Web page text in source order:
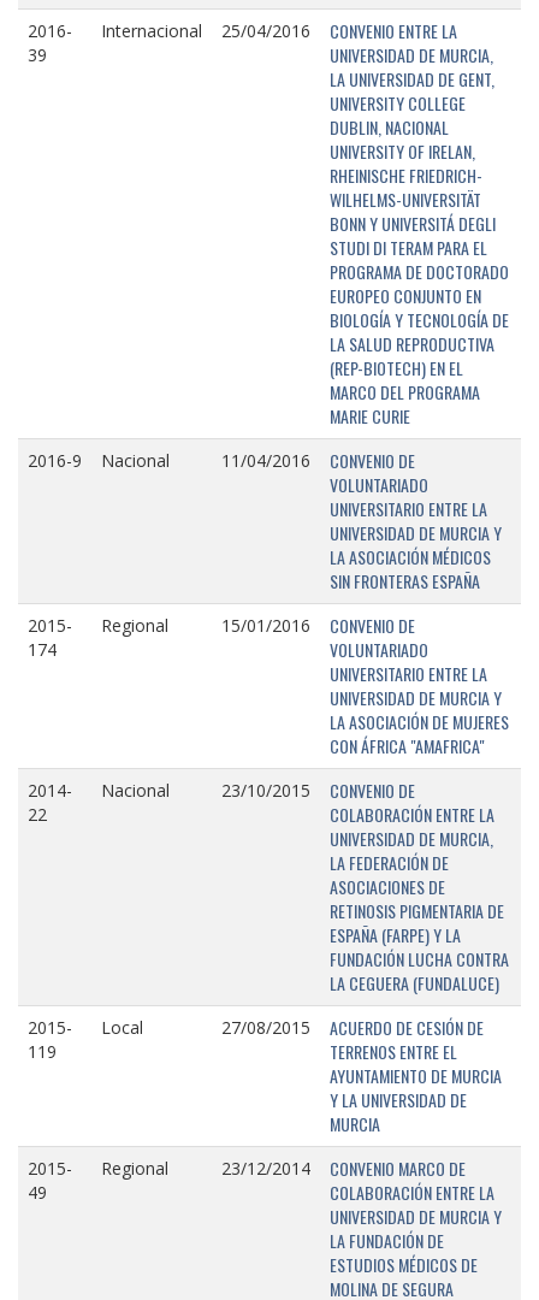
2016-
39
Internacional 25/04/2016
CONVENIO ENTRE LA
UNIVERSIDAD DE MURCIA,
LA UNIVERSIDAD DE GENT,
UNIVERSITY COLLEGE
DUBLIN, NACIONAL
UNIVERSITY OF IRELAN,
RHEINISCHE FRIEDRICH-
WILHELMS-UNIVERSITÄT
BONN Y UNIVERSITÁ DEGLI
STUDI DI TERAM PARA EL
PROGRAMA DE DOCTORADO
EUROPEO CONJUNTO EN
BIOLOGÍA Y TECNOLOGÍA DE
LA SALUD REPRODUCTIVA
(REP-BIOTECH) EN EL
MARCO DEL PROGRAMA
MARIE CURIE
2016-9 Nacional 11/04/2016
CONVENIO DE
VOLUNTARIADO
UNIVERSITARIO ENTRE LA
UNIVERSIDAD DE MURCIA Y
LA ASOCIACIÓN MÉDICOS
SIN FRONTERAS ESPAÑA
2015-
174
Regional 15/01/2016
CONVENIO DE
VOLUNTARIADO
UNIVERSITARIO ENTRE LA
UNIVERSIDAD DE MURCIA Y
LA ASOCIACIÓN DE MUJERES
CON ÁFRICA "AMAFRICA"
2014-
22
Nacional 23/10/2015
CONVENIO DE
COLABORACIÓN ENTRE LA
UNIVERSIDAD DE MURCIA,
LA FEDERACIÓN DE
ASOCIACIONES DE
RETINOSIS PIGMENTARIA DE
ESPAÑA (FARPE) Y LA
FUNDACIÓN LUCHA CONTRA
LA CEGUERA (FUNDALUCE)
2015-
119
Local 27/08/2015
ACUERDO DE CESIÓN DE
TERRENOS ENTRE EL
AYUNTAMIENTO DE MURCIA
Y LA UNIVERSIDAD DE
MURCIA
2015-
49
Regional 23/12/2014
CONVENIO MARCO DE
COLABORACIÓN ENTRE LA
UNIVERSIDAD DE MURCIA Y
LA FUNDACIÓN DE
ESTUDIOS MÉDICOS DE
MOLINA DE SEGURA